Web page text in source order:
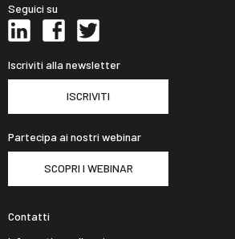
Seguici su
Iscriviti alla newsletter
ISCRIVITI
Partecipa ai nostri webinar
SCOPRI I WEBINAR
Contatti